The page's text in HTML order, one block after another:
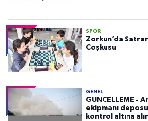
SPOR
Zorkun’da
Coşkusu
GENEL
GÜNCELLEME -
ekipmanı
kontrol altına